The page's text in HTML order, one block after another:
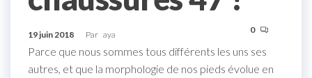
19 juin 2018 Par aya 0
Parce que nous sommes tous différents les uns ses
autres, et que la morphologie de nos pieds évolue en